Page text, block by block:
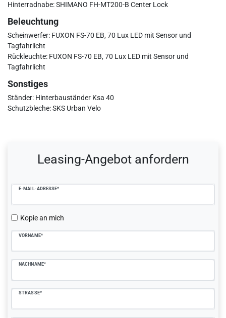
Hinterradnabe: SHIMANO FH-MT200-B Center Lock
Beleuchtung
Scheinwerfer: FUXON FS-70 EB, 70 Lux LED mit Sensor und
Tagfahrlicht
Rückleuchte: FUXON FS-70 EB, 70 Lux LED mit Sensor und
Tagfahrlicht
Sonstiges
Ständer: Hinterbauständer Ksa 40
Schutzbleche: SKS Urban Velo
Leasing-Angebot anfordern
E-MAIL-ADRESSE*
Kopie an mich
VORNAME*
NACHNAME*
STRASSE*